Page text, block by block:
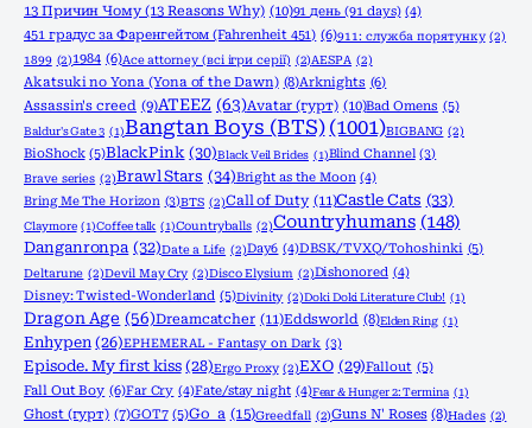
13 Причин Чому (13 Reasons Why) (10)91 день (91 days) (4)
451 градус за Фаренгейтом (Fahrenheit 451) (6)911: служба порятунку (2)
1899 (2)1984 (6)Ace attorney (всі ігри серії) (2)AESPA (2)
Akatsuki no Yona (Yona of the Dawn) (8)Arknights (6)
Assassin's creed (9)ATEEZ (63)Avatar (гурт) (10)Bad Omens (5)
Baldur's Gate 3 (1)Bangtan Boys (BTS) (1001)BIGBANG (2)
BioShock (5)BlackPink (30)Black Veil Brides (1)Blind Channel (3)
Brave series (2)Brawl Stars (34)Bright as the Moon (4)
Bring Me The Horizon (3)BTS (2)Call of Duty (11)Castle Cats (33)
Claymore (1)Coffee talk (1)Countryballs (2)Countryhumans (148)
Danganronpa (32)Date a Life (2)Day6 (4)DBSK/TVXQ/Tohoshinki (5)
Deltarune (2)Devil May Cry (2)Disco Elysium (2)Dishonored (4)
Disney: Twisted-Wonderland (5)Divinity (2)Doki Doki Literature Club! (1)
Dragon Age (56)Dreamcatcher (11)Eddsworld (8)Elden Ring (1)
Enhypen (26)EPHEMERAL - Fantasy on Dark (3)
Episode. My first kiss (28)Ergo Proxy (2)EXO (29)Fallout (5)
Fall Out Boy (6)Far Cry (4)Fate/stay night (4)Fear & Hunger 2: Termina (1)
Ghost (гурт) (7)GOT7 (5)Go_a (15)Greedfall (2)Guns N' Roses (8)Hades (2)